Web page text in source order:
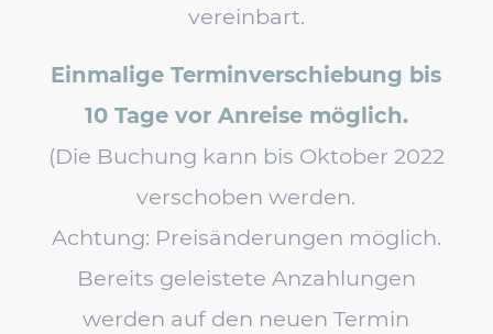
vereinbart.
Einmalige Terminverschiebung bis
10 Tage vor Anreise möglich.
(Die Buchung kann bis Oktober 2022
verschoben werden.
Achtung: Preisänderungen möglich.
Bereits geleistete Anzahlungen
werden auf den neuen Termin